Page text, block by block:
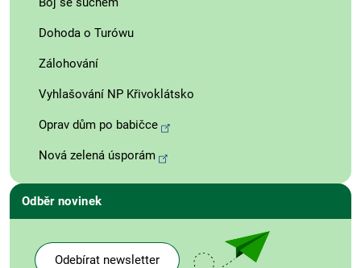
Dohoda o Turówu
Zálohování
Vyhlašování NP Křivoklátsko
Oprav dům po babičce
Nová zelená úsporám
Odběr novinek
Odebírat newsletter